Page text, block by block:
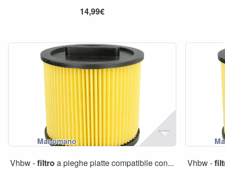
14,99€
Vhbw -filtro a pieghe piatte compatibile con...
Vhbw -